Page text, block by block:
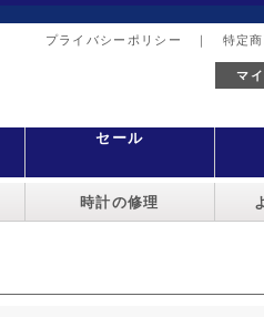
プライバシーポリシー
｜ 特定
マ
セール
時計の修理